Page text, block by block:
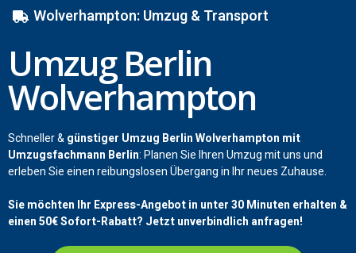
Wolverhampton: Umzug & Transport
Umzug Berlin
Wolverhampton
Schneller &günstiger Umzug Berlin Wolverhampton mit
Umzugsfachmann Berlin: Planen Sie Ihren Umzug mit uns und
erleben Sie einen reibungslosen Übergang in Ihr neues Zuhause.
Sie möchten Ihr Express-Angebot in unter 30 Minuten erhalten &
einen50€Sofort-Rabatt? Jetzt unverbindlich anfragen!